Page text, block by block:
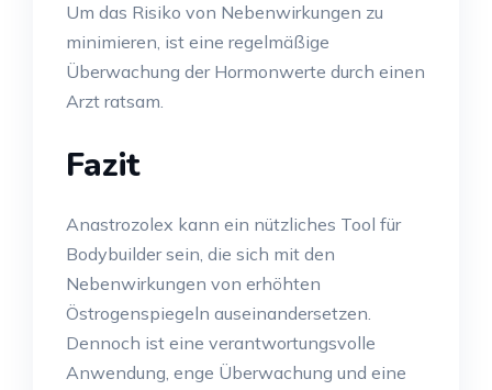
Um das Risiko von Nebenwirkungen zu
minimieren, ist eine regelmäßige
Überwachung der Hormonwerte durch einen
Arzt ratsam.
Fazit
Anastrozolex kann ein nützliches Tool für
Bodybuilder sein, die sich mit den
Nebenwirkungen von erhöhten
Östrogenspiegeln auseinandersetzen.
Dennoch ist eine verantwortungsvolle
Anwendung, enge Überwachung und eine